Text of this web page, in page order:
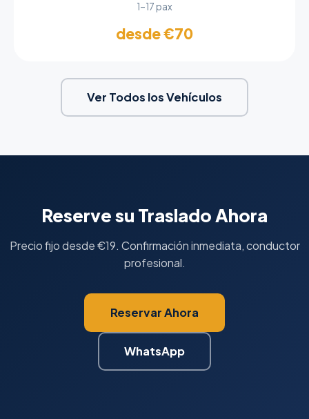
1–17 pax
desde €70
Ver Todos los Vehículos
Reserve su Traslado Ahora
Precio fijo desde €19. Confirmación inmediata, conductor
profesional.
Reservar Ahora
WhatsApp